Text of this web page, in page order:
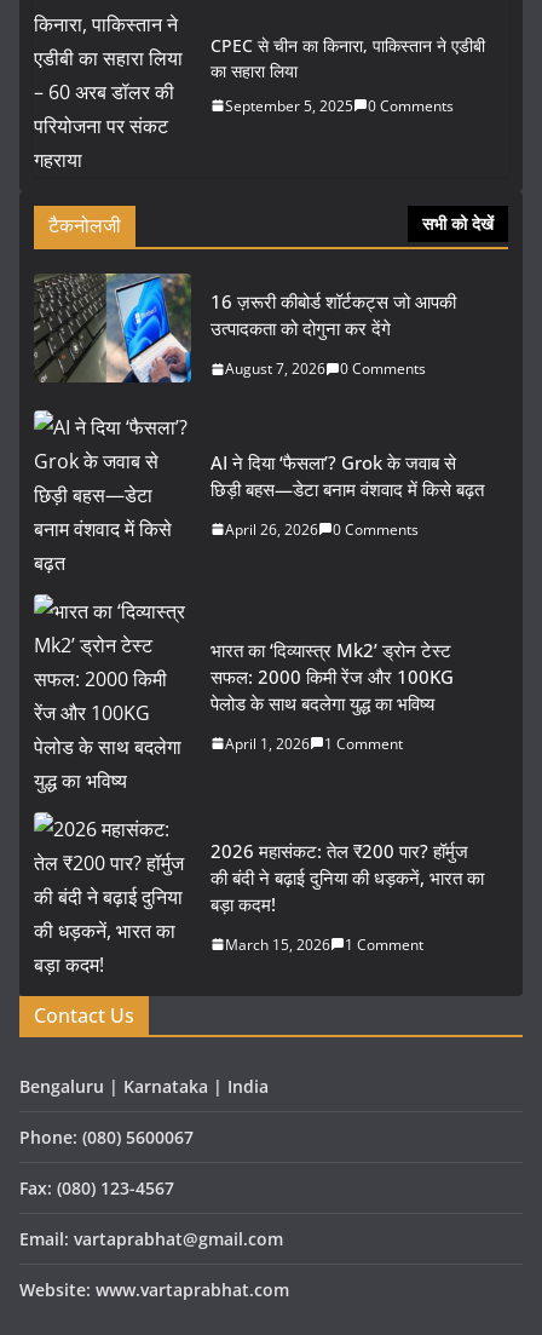
CPEC से चीन का किनारा, पाकिस्तान ने एडीबी
का सहारा लिया
September 5, 2025 0 Comments
टैकनोलजी सभी को देखें
16 ज़रूरी कीबोर्ड शॉर्टकट्स जो आपकी
उत्पादकता को दोगुना कर देंगे
August 7, 2026 0 Comments
AI ने दिया ‘फैसला’? Grok के जवाब से
छिड़ी बहस—डेटा बनाम वंशवाद में किसे बढ़त
April 26, 2026 0 Comments
भारत का ‘दिव्यास्त्र Mk2’ ड्रोन टेस्ट
सफल: 2000 किमी रेंज और 100KG
पेलोड के साथ बदलेगा युद्ध का भविष्य
April 1, 2026 1 Comment
2026 महासंकट: तेल ₹200 पार? हॉर्मुज
की बंदी ने बढ़ाई दुनिया की धड़कनें, भारत का
बड़ा कदम!
March 15, 2026 1 Comment
Contact Us
Bengaluru | Karnataka | India
Phone: (080) 5600067
Fax: (080) 123-4567
Email: vartaprabhat@gmail.com
Website: www.vartaprabhat.com